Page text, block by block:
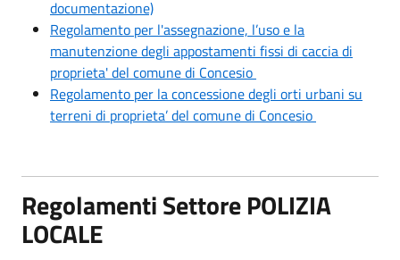
documentazione)
Regolamento per l'assegnazione, l’uso e la
manutenzione degli appostamenti fissi di caccia di
proprieta' del comune di Concesio
Regolamento per la concessione degli orti urbani su
terreni di proprieta’ del comune di Concesio
Regolamenti Settore POLIZIA
LOCALE